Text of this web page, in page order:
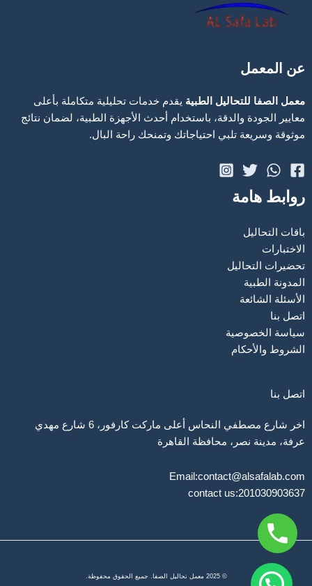
عن المعمل
معمل الصفا للتحاليل الطبية يقدم خدمات تحليلية متكاملة بأعلى
معايير الجودة والدقة، باستخدام أحدث الأجهزة الطبية، لضمان نتائج
موثوقة وسريعة تلبي احتياجاتك وتمنحك راحة البال.
روابط هامة
باقات التحاليل
الاختبارات
تحضيرات التحاليل
المدونة الطبية
الأسئلة الشائعة
اتصل بنا
سياسة الخصوصية
الشروط والأحكام
اتصل بنا
اخر شارع مصطفي النحاس أعلى ماركت كارفور، 6 شارع مهدي
عرفة، مدينة نصر، محافظة القاهرة‬
Email:contact@alsafalab.com
contact us:201030903637
© 2025 معمل تحاليل الصفا. جميع الحقوق محفوظة.